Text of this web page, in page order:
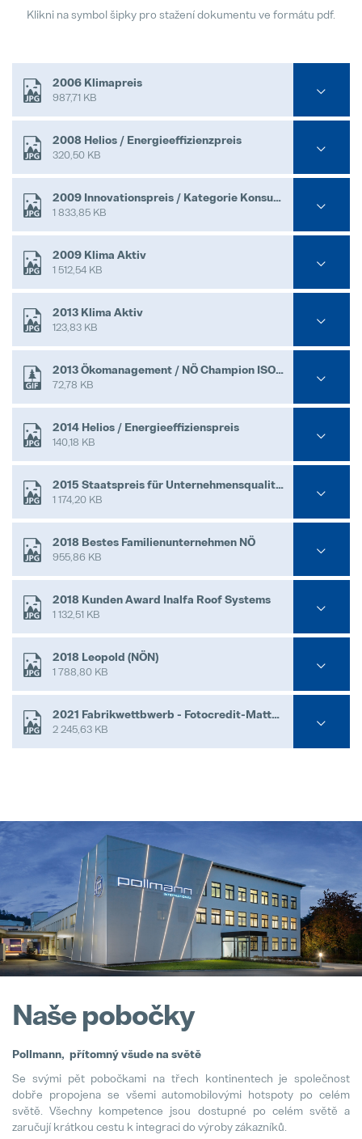
Klikni na symbol šipky pro stažení dokumentu ve formátu pdf.
2006 Klimapreis
987,71 KB
2008 Helios / Energieeffizienzpreis
320,50 KB
2009 Innovationspreis / Kategorie Konsumgüter und Produktinnovation
1 833,85 KB
2009 Klima Aktiv
1 512,54 KB
2013 Klima Aktiv
123,83 KB
2013 Ökomanagement / NÖ Champion ISO 14001
72,78 KB
2014 Helios / Energieeffizienspreis
140,18 KB
2015 Staatspreis für Unternehmensqualität
1 174,20 KB
2018 Bestes Familienunternehmen NÖ
955,86 KB
2018 Kunden Award Inalfa Roof Systems
1 132,51 KB
2018 Leopold (NÖN)
1 788,80 KB
2021 Fabrikwettbwerb - Fotocredit-Matthias Heschl.jpg
2 245,63 KB
Naše pobočky
Pollmann, přítomný všude na světě
Se svými pět pobočkami na třech kontinentech je společnost
dobře propojena se všemi automobilovými hotspoty po celém
světě. Všechny kompetence jsou dostupné po celém světě a
zaručují krátkou cestu k integraci do výroby zákazníků.